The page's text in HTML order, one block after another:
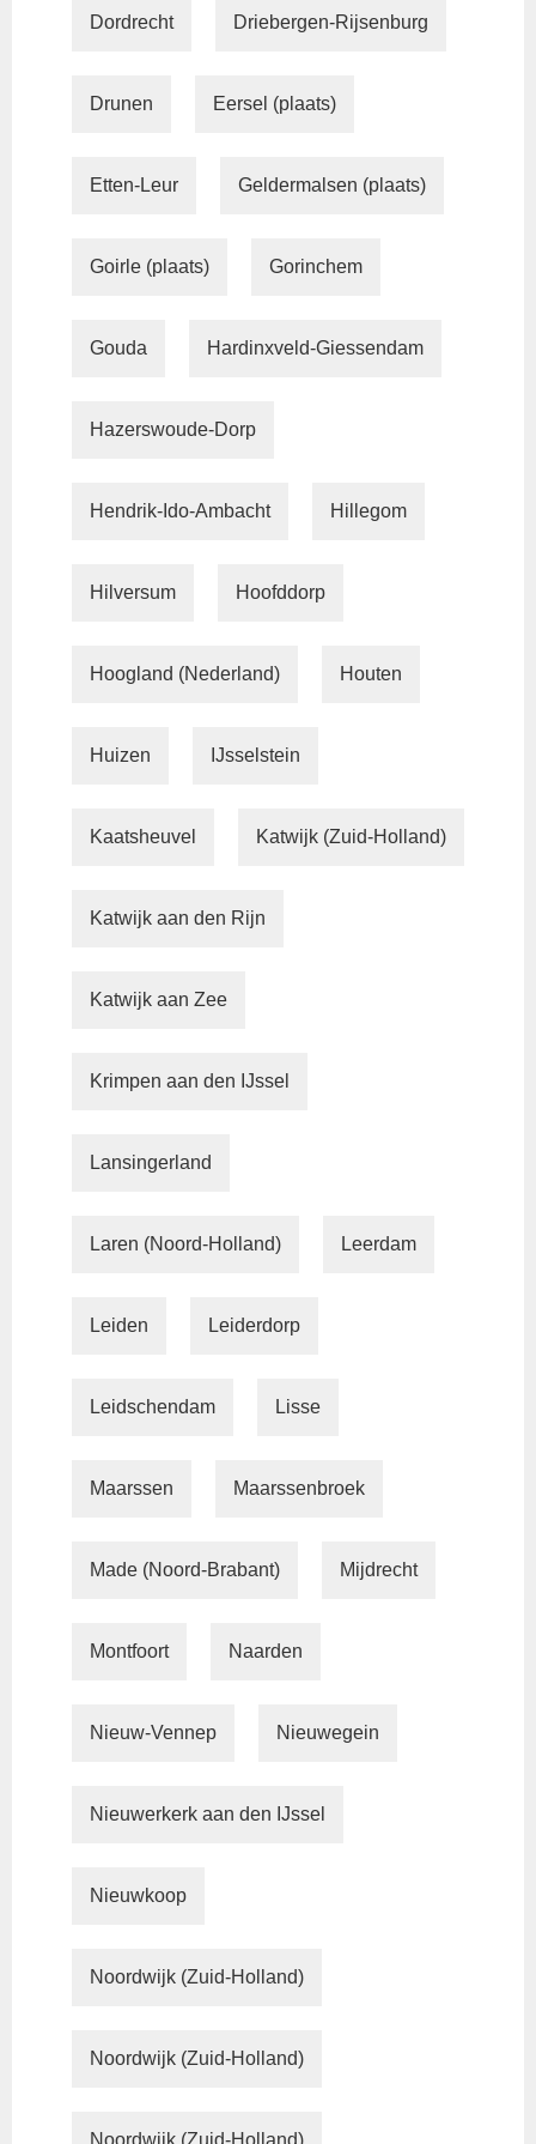
Dordrecht Driebergen-Rijsenburg
Drunen Eersel (plaats)
Etten-Leur Geldermalsen (plaats)
Goirle (plaats) Gorinchem
Gouda Hardinxveld-Giessendam
Hazerswoude-Dorp
Hendrik-Ido-Ambacht Hillegom
Hilversum Hoofddorp
Hoogland (Nederland) Houten
Huizen IJsselstein
Kaatsheuvel Katwijk (Zuid-Holland)
Katwijk aan den Rijn
Katwijk aan Zee
Krimpen aan den IJssel
Lansingerland
Laren (Noord-Holland) Leerdam
Leiden Leiderdorp
Leidschendam Lisse
Maarssen Maarssenbroek
Made (Noord-Brabant) Mijdrecht
Montfoort Naarden
Nieuw-Vennep Nieuwegein
Nieuwerkerk aan den IJssel
Nieuwkoop
Noordwijk (Zuid-Holland)
Noordwijk (Zuid-Holland)